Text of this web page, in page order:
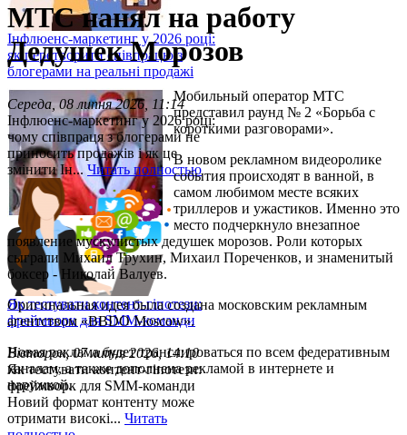
Інфлюенс-маркетинг у 2026 році:
як перетворити співпрацю з
блогерами на реальні продажі
Середа, 08 липня 2026, 11:14
Інфлюенс-маркетинг у 2026 році:
чому співпраця з блогерами не
приносить продажів і як це
змінити Ін... Читать полностью
Як тестувати контент-гіпотези:
фреймворк для SMM-команди
Вівторок, 07 липня 2026, 14:10
Як тестувати контент-гіпотези:
фреймворк для SMM-команди
Новий формат контенту може
отримати високі... Читать
МТС нанял на работу
Дедушек Морозов
Мобильный оператор МТС
представил раунд № 2 «Борьба с
короткими разговорами».
В новом рекламном видеоролике
события происходят в ванной, в
самом любимом месте всяких
триллеров и ужастиков. Именно это
место подчеркнуло внезапное
появление мускулистых дедушек морозов. Роли которых
сыграли Михаил Трухин, Михаил Пореченков, и знаменитый
боксер - Николай Валуев.
Оригинальная идея была создана московским рекламным
агентством «BBDO Moscow».
Новая реклама будет транслироваться по всем федеративным
каналам, а также дополнена рекламой в интернете и
наружкой.